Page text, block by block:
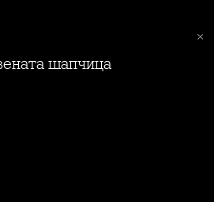
шапчица